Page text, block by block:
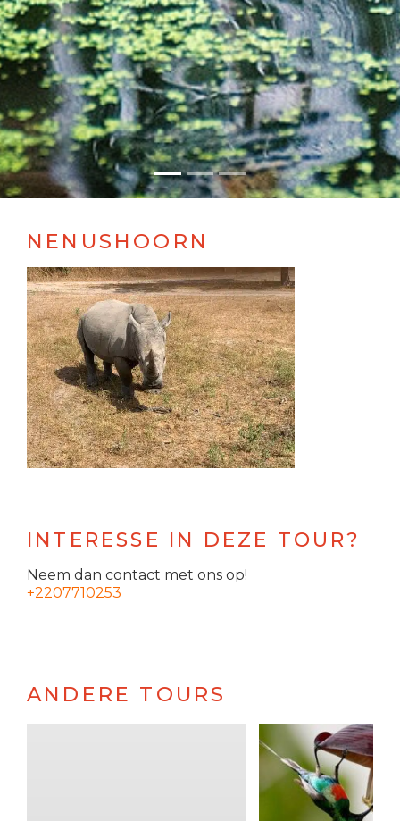
NENUSHOORN
INTERESSE IN DEZE TOUR?
Neem dan contact met ons op!
+2207710253
ANDERE TOURS